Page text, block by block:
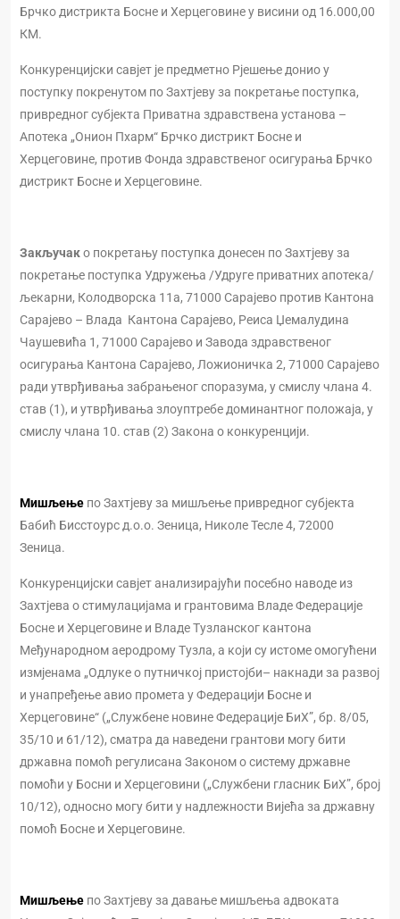
Брчко дистрикта Босне и Херцеговине у висини од 16.000,00
КМ.
Конкуренцијски савјет је предметно Рјешење донио у
поступку покренутом по Захтјеву за покретање поступка,
привредног субјекта Приватна здравствена установа –
Апотека „Онион Пхарм“ Брчко дистрикт Босне и
Херцеговине, против Фонда здравственог осигурања Брчко
дистрикт Босне и Херцеговине.
Закључако покретању поступка донесен по Захтјеву за
покретање поступка Удружења /Удруге приватних апотека/
љекарни, Колодворска 11а, 71000 Сарајево против Кантона
Сарајево – Влада Кантона Сарајево, Реиса Џемалудина
Чаушевића 1, 71000 Сарајево и Завода здравственог
осигурања Кантона Сарајево, Ложионичка 2, 71000 Сарајево
ради утврђивања забрањеног споразума, у смислу члана 4.
став (1), и утврђивања злоуптребе доминантног положаја, у
смислу члана 10. став (2) Закона о конкуренцији.
Мишљење по Захтјеву за мишљење привредног субјекта
Бабић Бисстоурс д.о.о. Зеница, Николе Тесле 4, 72000
Зеница.
Конкуренцијски савјет анализирајући посебно наводе из
Захтјева о стимулацијама и грантовима Владе Федерације
Босне и Херцеговине и Владе Тузланског кантона
Међународном аеродрому Тузла, а који су истоме омогућени
измјенама „Одлуке о путничкој пристојби– накнади за развој
и унапређење авио промета у Федерацији Босне и
Херцеговине“ („Службене новине Федерације БиХ”, бр. 8/05,
35/10 и 61/12), сматра да наведени грантови могу бити
државна помоћ регулисана Законом о систему државне
помоћи у Босни и Херцеговини („Службени гласник БиХ”, број
10/12), односно могу бити у надлежности Вијећа за државну
помоћ Босне и Херцеговине.
Мишљење по Захтјеву за давање мишљења адвоката